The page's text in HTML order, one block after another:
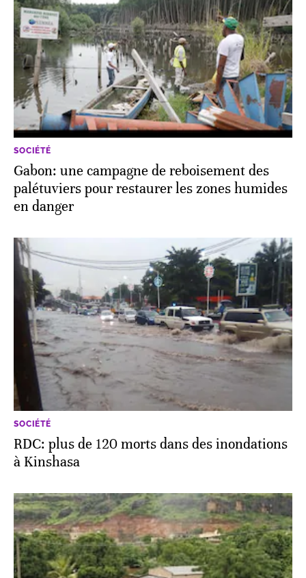
SOCIÉTÉ
Gabon: une campagne de reboisement des
palétuviers pour restaurer les zones humides
en danger
SOCIÉTÉ
RDC: plus de 120 morts dans des inondations
à Kinshasa